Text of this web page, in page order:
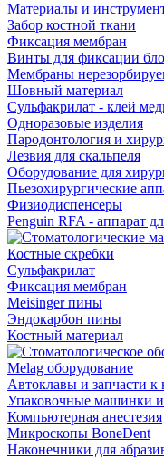
Материалы и
Забор костной ткани
Фиксация мембран
Винты для фиксации
Мембраны
Шовный материал
Сульфакрилат - клей
Одноразовые изделия
Пародонтология и
Лезвия для скальпеля
Оборудование для
Пьезохирургические
Физиодиспенсеры
Penguin RFA - аппарат
Костные скребки
Сульфакрилат
Фиксация мембран
Meisinger пины
Эндокарбон пины
Костный материал
Melag оборудование
Автоклавы и запчасти к
Упаковочные машинки и
Компьютерная анестезия
Микроскопы BoneDent
Наконечники для